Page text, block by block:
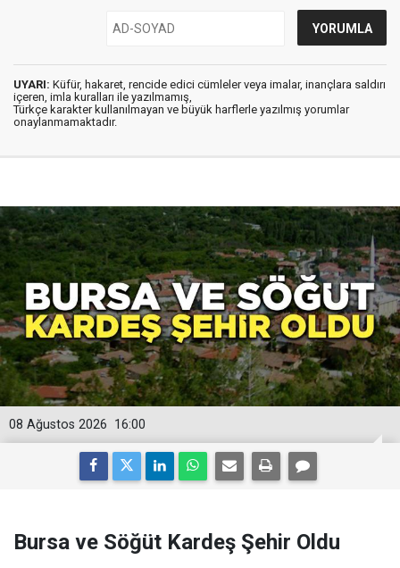
UYARI: Küfür, hakaret, rencide edici cümleler veya imalar, inançlara saldırı
içeren, imla kuralları ile yazılmamış,
Türkçe karakter kullanılmayan ve büyük harflerle yazılmış yorumlar
onaylanmamaktadır.
16:00
08 Ağustos 2026
Bursa ve Söğüt Kardeş Şehir Oldu